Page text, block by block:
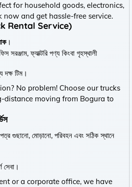
for household goods, electronics,
now and get hassle-free service.
Rental Service)
।
সরঞ্জাম, ফ্যাক্টরি পণ্য কিংবা গৃহস্থালী
টিম।
No problem! Choose our trucks
distance moving from Bogura to
গুছানো, মোড়ানো, পরিবহন এবং সঠিক স্থানে
সেবা।
or a corporate office, we have